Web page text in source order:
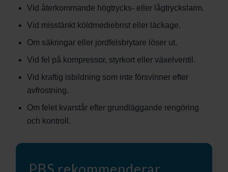
Vid återkommande högtrycks- eller lågtryckslarm.
Vid misstänkt köldmediebrist eller läckage.
Om säkringar eller jordfelsbrytare löser ut.
Vid fel på kompressor, styrkort eller växelventil.
Vid kraftig isbildning som inte försvinner efter
avfrostning.
Om felet kvarstår efter grundläggande rengöring
och kontroll.